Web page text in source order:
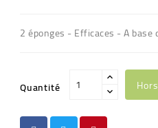
2 éponges - Efficaces - A base
Quantité